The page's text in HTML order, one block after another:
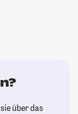
über das